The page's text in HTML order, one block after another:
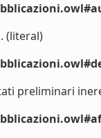
(literal)
preliminari